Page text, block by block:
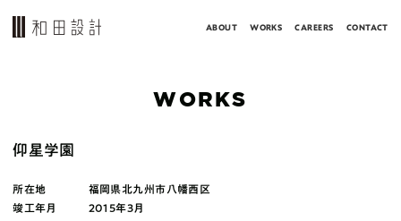
ABOUT WORKS CAREERS CONTACT
WORKS
仰星学園
所在地
福岡県北九州市八幡西区
竣工年月
2015年3月